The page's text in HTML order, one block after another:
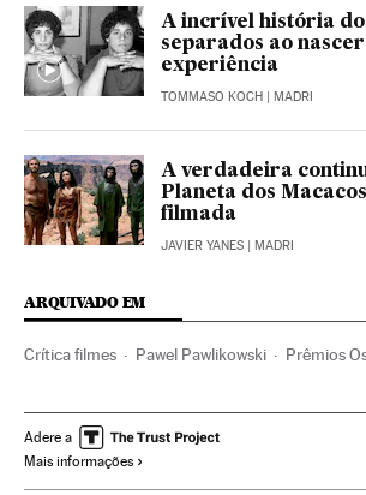
A incrível história
separados ao
experiência
TOMMASO KOCH | MADRI
A verdadeira
Planeta dos
filmada
JAVIER YANES | MADRI
ARQUIVADO EM
Crítica filmes Pawel Pawlikowski Prêmios
Filmes Cinema Cultura
Adere a
Mais informações